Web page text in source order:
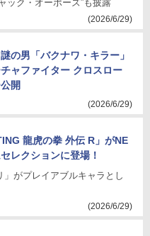
ック・オーポーズ”も披露
(2026/6/29)
の男「バクナワ・キラー」
ャファイター クロスロー
開
(2026/6/29)
龍虎の拳 外伝 R」がNE
レクションに登場！
」がプレイアブルキャラとし
(2026/6/29)